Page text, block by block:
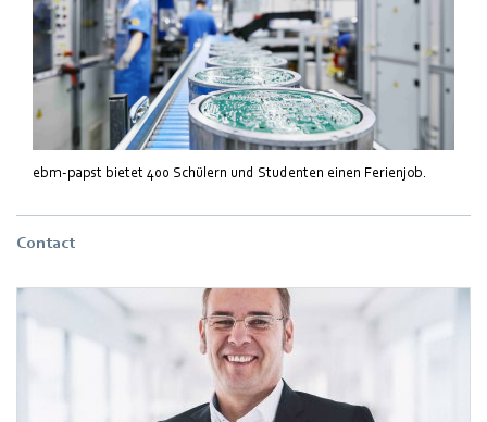
ebm-papst bietet 400 Schülern und Studenten einen Ferienjob.
Contact